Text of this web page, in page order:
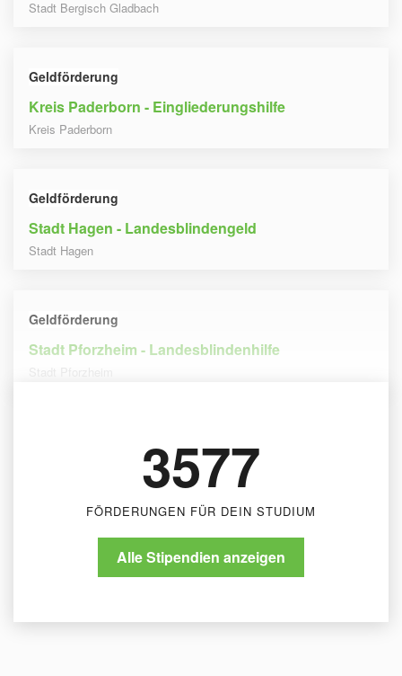
Stadt Bergisch Gladbach
Geldförderung
Kreis Paderborn - Eingliederungshilfe
Kreis Paderborn
Geldförderung
Stadt Hagen - Landesblindengeld
Stadt Hagen
Geldförderung
Stadt Pforzheim - Landesblindenhilfe
Stadt Pforzheim
3577
FÖRDERUNGEN FÜR DEIN STUDIUM
Alle Stipendien anzeigen